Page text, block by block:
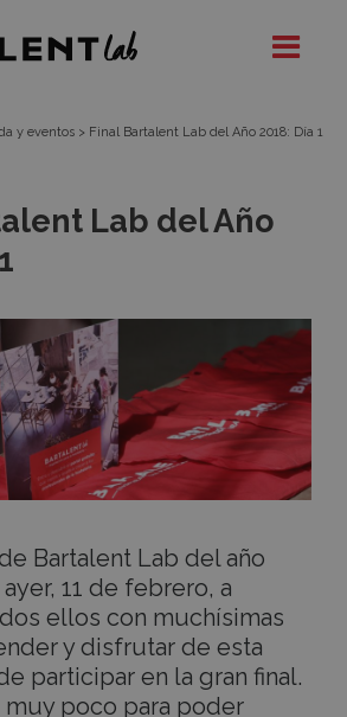
Bartalent
y eventos > Final Bartalent Lab del Año 2018: Día 1
Lab del Año
Bartalent Lab del año
11 de febrero, a
ellos con muchísimas
y disfrutar de esta
participar en la gran final.
muy poco para poder